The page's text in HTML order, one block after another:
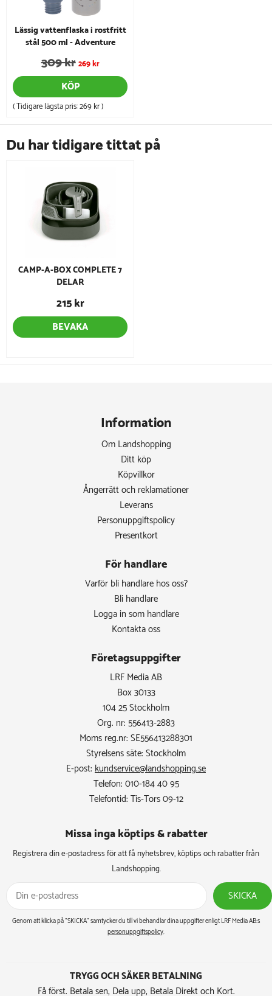
Lässig vattenflaska i rostfritt
stål 500 ml - Adventure
Tractor
309 kr 269 kr
KÖP
( Tidigare lägsta pris:269 kr)
Du har tidigare tittat på
CAMP-A-BOX COMPLETE 7
DELAR
215 kr
BEVAKA
Information
Om Landshopping
Ditt köp
Köpvillkor
Ångerrätt och reklamationer
Leverans
Personuppgiftspolicy
Presentkort
För handlare
Varför bli handlare hos oss?
Bli handlare
Logga in som handlare
Kontakta oss
Företagsuppgifter
LRF Media AB
Box 30133
104 25 Stockholm
Org. nr: 556413-2883
Moms reg.nr: SE556413288301
Styrelsens säte: Stockholm
E-post: kundservice@landshopping.se
Telefon: 010-184 40 95
Telefontid: Tis-Tors 09-12
Missa inga köptips & rabatter​
Registrera din e-postadress för att få nyhetsbrev, köptips och rabatter från
Landshopping.
SKICKA
Genom att klicka på ”SKICKA” samtycker du till vi behandlar dina uppgifter enligt LRF Media AB:s
personuppgiftspolicy.
TRYGG OCH SÄKER BETALNING
Få först. Betala sen, Dela upp, Betala Direkt och Kort.